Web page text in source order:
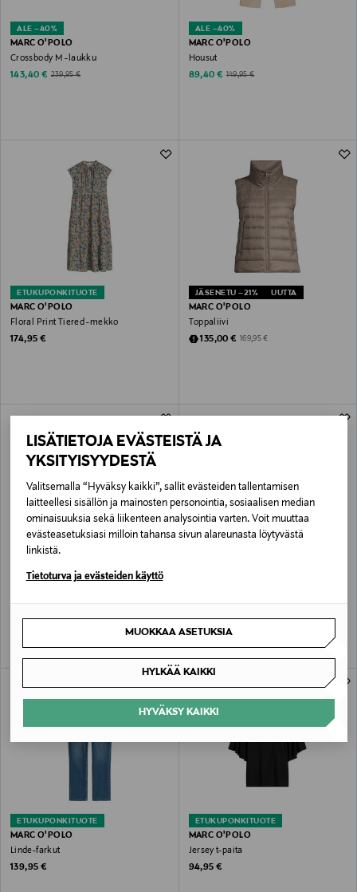
LISÄTIETOJA EVÄSTEISTÄ JA
YKSITYISYYDESTÄ
Valitsemalla “Hyväksy kaikki”, sallit evästeiden tallentamisen
laitteellesi sisällön ja mainosten personointia, sosiaalisen median
ominaisuuksia sekä liikenteen analysointia varten. Voit muuttaa
evästeasetuksiasi milloin tahansa sivun alareunasta löytyvästä
linkistä.
Tietoturva ja evästeiden käyttö
MUOKKAA ASETUKSIA
HYLKÄÄ KAIKKI
HYVÄKSY KAIKKI
ALE –40%
MARC O'POLO
Crossbody M -laukku
Discounted Price
143,40 € Original Price
239,95 €
ALE –40%
MARC O'POLO
Housut
Discounted Price
89,40 € Original Price
149,95 €
ETUKUPONKITUOTE
MARC O'POLO
Floral Print Tiered -mekko
Original Price
174,95 €
JÄSENETU –21% UUTTA
MARC O'POLO
Toppaliivi
Discounted Price
135,00 € Original Price
169,95 €
MARC O'POLO
ETUKUPONKITUOTE
MARC O'POLO
Linde-farkut
Original Price
139,95 €
ETUKUPONKITUOTE
MARC O'POLO
Jersey t-paita
Original Price
94,95 €